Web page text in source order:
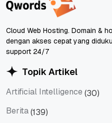
Cloud Web Hosting. Domain &
dengan akses cepat yang
support 24/7
Topik Artikel
Artificial Intelligence (30)
Berita(139)